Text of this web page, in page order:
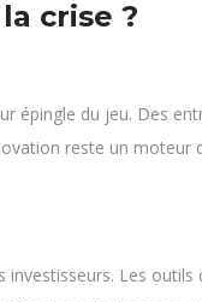
crise ?
épingle du jeu. Des
reste un
Les